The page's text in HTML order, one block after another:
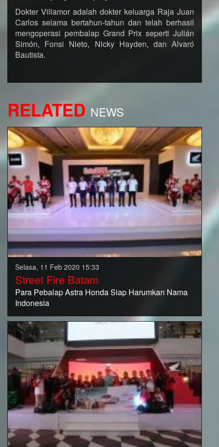
Dokter Villamor adalah dokter keluarga Raja Juan
Carlos selama bertahun-tahun dan telah berhasil
mengoperasi pembalap Grand Prix seperti Julián
Simón, Fonsi Nieto, Nicky Hayden, dan Alvaró
Bautista.
RELATED NEWS
Selasa, 11 Feb 2020 15:33
Street Fire Batam
Para Pebalap Astra Honda Siap Harumkan Nama
Indonesia